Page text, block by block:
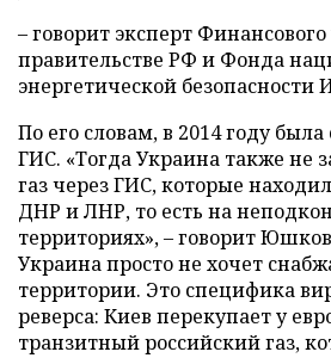
– говорит эксперт
правительстве РФ и Фонда
энергетической
По его словам, в 2014 году
ГИС. «Тогда Украина также не
газ через ГИС, которые
ДНР и ЛНР, то есть на
территориях», – говорит
Украина просто не хочет
территории. Это специфика
реверса: Киев перекупает у
транзитный российский газ,